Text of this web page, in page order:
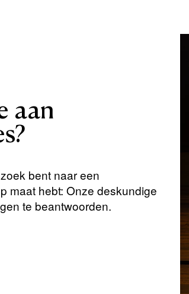
aan
bent naar een
maat hebt: Onze deskundige
te beantwoorden.